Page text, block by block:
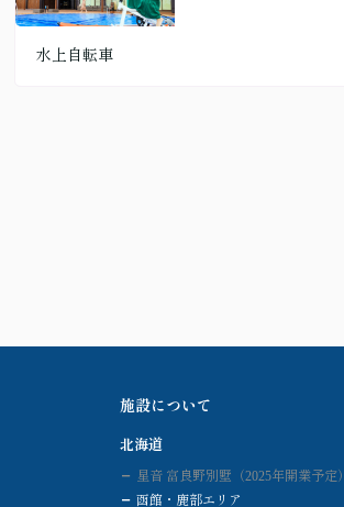
水上自転車
施設について
北海道
星音 富良野別墅（2025年開業予定）
函館・鹿部エリア